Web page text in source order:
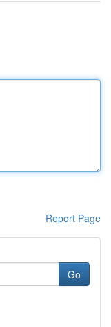
Report Page
Go